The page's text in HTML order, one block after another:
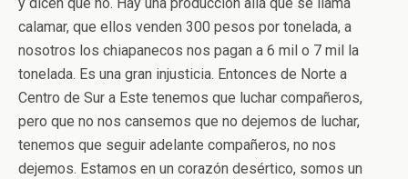
calamar, que ellos venden 300 pesos por tonelada, a
nosotros los chiapanecos nos pagan a 6 mil o 7 mil la
tonelada. Es una gran injusticia. Entonces de Norte a
Centro de Sur a Este tenemos que luchar compañeros,
pero que no nos cansemos que no dejemos de luchar,
tenemos que seguir adelante compañeros, no nos
dejemos. Estamos en un corazón desértico, somos un